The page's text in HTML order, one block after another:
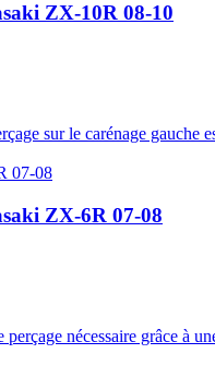
ZX-10R 08-10
sur le carénage gauche
ZX-6R 07-08
nécessaire grâce à